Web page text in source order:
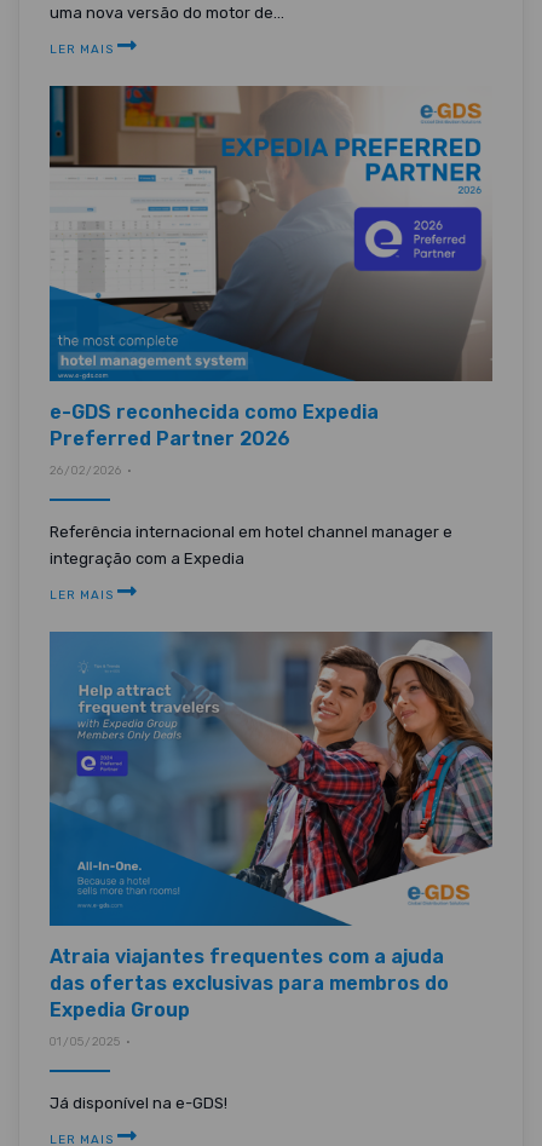
uma nova versão do motor de...
LER MAIS
e-GDS reconhecida como Expedia
Preferred Partner 2026
26/02/2026 •
Referência internacional em hotel channel manager e
integração com a Expedia
LER MAIS
Atraia viajantes frequentes com a ajuda
das ofertas exclusivas para membros do
Expedia Group
01/05/2025 •
Já disponível na e-GDS!
LER MAIS